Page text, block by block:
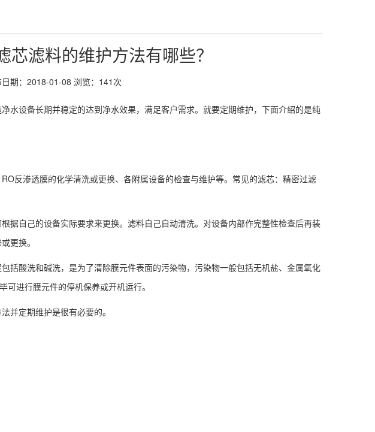
芯滤料的维护方法有哪些？
期：2018-01-08 浏览： 141次
水设备长期并稳定的达到净水效果，满足客户需求。就要定期维护，下面介绍的是纯
反渗透膜的化学清洗或更换、各附属设备的检查与维护等。常见的滤芯：精密过滤
据自己的设备实际要求来更换。滤料自己自动清洗。对设备内部作完整性检查后再装
更换。
括酸洗和碱洗，是为了清除膜元件表面的污染物，污染物一般包括无机盐、金属氧化
进行膜元件的停机保养或开机运行。
并定期维护是很有必要的。